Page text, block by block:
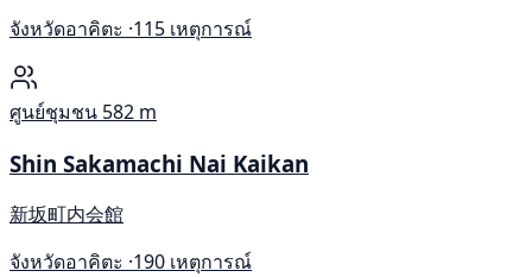
จังหวัดอาคิตะ ·115 เหตุการณ์
ศูนย์ชุมชน 582 m
Shin Sakamachi Nai Kaikan
新坂町内会館
จังหวัดอาคิตะ ·190 เหตุการณ์